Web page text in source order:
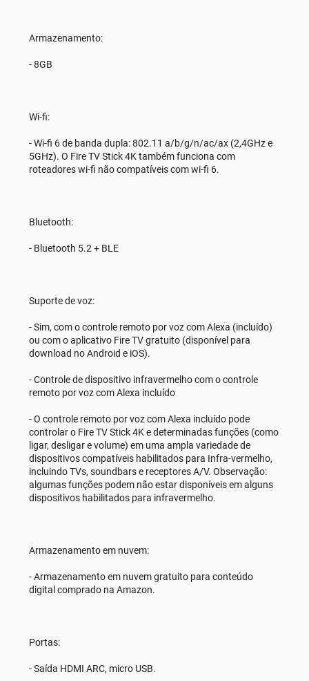
Armazenamento:
- 8GB
Wi-fi:
- Wi-fi 6 de banda dupla: 802.11 a/b/g/n/ac/ax (2,4GHz e
5GHz). O Fire TV Stick 4K também funciona com
roteadores wi-fi não compatíveis com wi-fi 6.
Bluetooth:
- Bluetooth 5.2 + BLE
Suporte de voz:
- Sim, com o controle remoto por voz com Alexa (incluído)
ou com o aplicativo Fire TV gratuito (disponível para
download no Android e iOS).
- Controle de dispositivo infravermelho com o controle
remoto por voz com Alexa incluído
- O controle remoto por voz com Alexa incluído pode
controlar o Fire TV Stick 4K e determinadas funções (como
ligar, desligar e volume) em uma ampla variedade de
dispositivos compatíveis habilitados para Infra-vermelho,
incluindo TVs, soundbars e receptores A/V. Observação:
algumas funções podem não estar disponíveis em alguns
dispositivos habilitados para infravermelho.
Armazenamento em nuvem:
- Armazenamento em nuvem gratuito para conteúdo
digital comprado na Amazon.
Portas:
- Saída HDMI ARC, micro USB.